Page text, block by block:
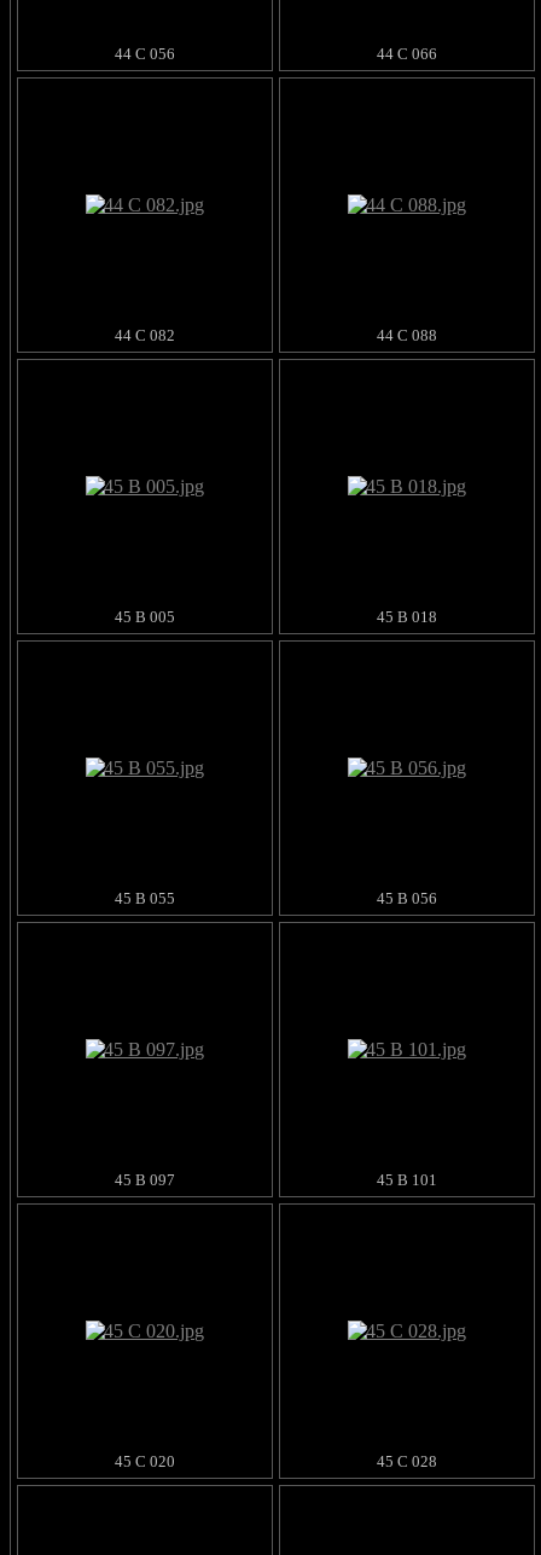
44 C 056 44 C 066
44 C 082 44 C 088
45 B 005 45 B 018
45 B 055 45 B 056
45 B 097 45 B 101
45 C 020 45 C 028